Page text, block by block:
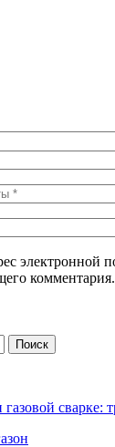
электронной
комментария.
сварке: